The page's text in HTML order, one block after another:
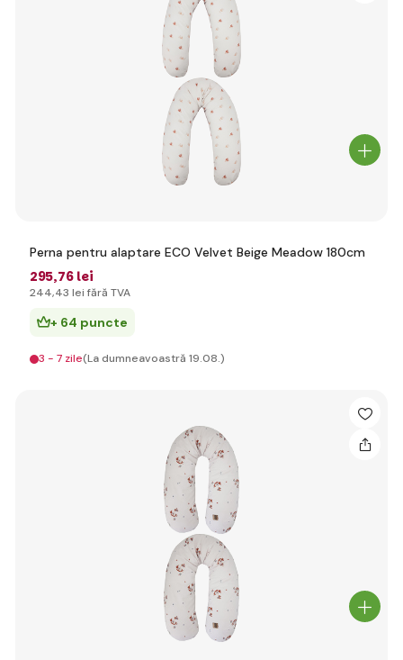
Perna pentru alaptare ECO Velvet Beige Meadow 180cm
295,76 lei
244,43 lei fără TVA
+ 64 puncte
3 - 7 zile(La dumneavoastră 19.08.)